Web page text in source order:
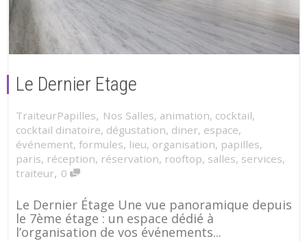
Le Dernier Etage
TraiteurPapilles, Nos Salles, animation, cocktail,
cocktail dinatoire, dégustation, diner, espace,
événement, formules, lieu, organisation, papilles,
paris, réception, réservation, rooftop, salles, services,
traiteur, 0
Le Dernier Étage Une vue panoramique depuis
le 7ème étage : un espace dédié à
l’organisation de vos événements...